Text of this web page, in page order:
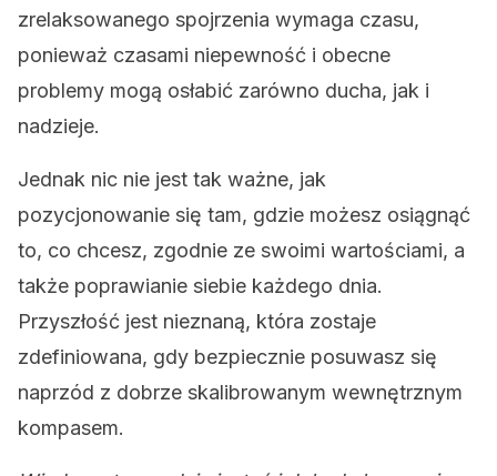
zrelaksowanego spojrzenia wymaga czasu,
ponieważ czasami niepewność i obecne
problemy mogą osłabić zarówno ducha, jak i
nadzieje.
Jednak nic nie jest tak ważne, jak
pozycjonowanie się tam, gdzie możesz osiągnąć
to, co chcesz, zgodnie ze swoimi wartościami, a
także poprawianie siebie każdego dnia.
Przyszłość jest nieznaną, która zostaje
zdefiniowana, gdy bezpiecznie posuwasz się
naprzód z dobrze skalibrowanym wewnętrznym
kompasem.